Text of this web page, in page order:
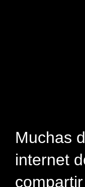
Muchas
internet